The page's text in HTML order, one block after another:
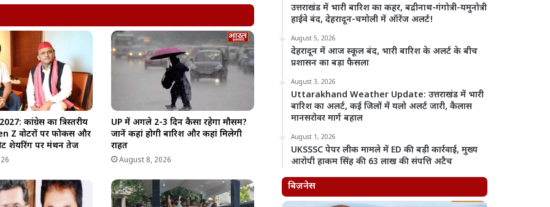
कांग्रेस का त्रिस्तरीय
Z वोटरों पर फोकस और
शेयरिंग पर मंथन तेज
UP में अगले 2-3 दिन कैसा रहेगा मौसम?
जानें कहां होगी बारिश और कहां मिलेगी
राहत
August 8, 2026
उत्तराखंड में भारी बारिश का कहर, बद्रीनाथ-गंगोत्री-यमुनोत्री
हाईवे बंद, देहरादून-चमोली में ऑरेंज अलर्ट!
August 5, 2026
देहरादून में आज स्कूल बंद, भारी बारिश के अलर्ट के बीच
प्रशासन का बड़ा फैसला
August 3, 2026
Uttarakhand Weather Update: उत्तराखंड में भारी
बारिश का अलर्ट, कई जिलों में यलो अलर्ट जारी, कैलास
मानसरोवर मार्ग बहाल
August 1, 2026
UKSSSC पेपर लीक मामले में ED की बड़ी कार्रवाई, मुख्य
आरोपी हाकम सिंह की 63 लाख की संपत्ति अटैच
बिज़नेस